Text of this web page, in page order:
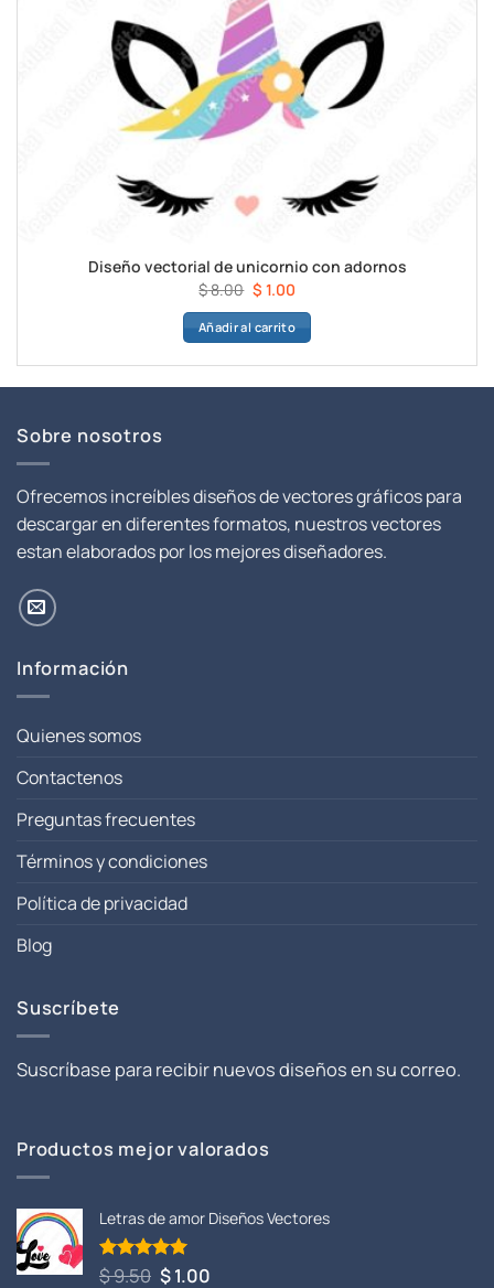
Diseño vectorial de unicornio con adornos
$8.00 El
precio
original
$ 8.00.
$ 1.00El
precio
actual
$ 1.00.
Añadir al carrito
Sobre nosotros
Ofrecemos increíbles diseños de vectores gráficos para
descargar en diferentes formatos, nuestros vectores
estan elaborados por los mejores diseñadores.
Información
Quienes somos
Contactenos
Preguntas frecuentes
Términos y condiciones
Política de privacidad
Blog
Suscríbete
Suscríbase para recibir nuevos diseños en su correo.
Productos mejor valorados
Letras de amor Diseños Vectores
Valorado
$9.50 El
$1.00El